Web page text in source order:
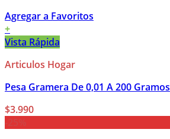
Agregar a Favoritos
+
Vista Rápida
Articulos Hogar
Pesa Gramera De 0,01 A 200 Gramos
$3.990